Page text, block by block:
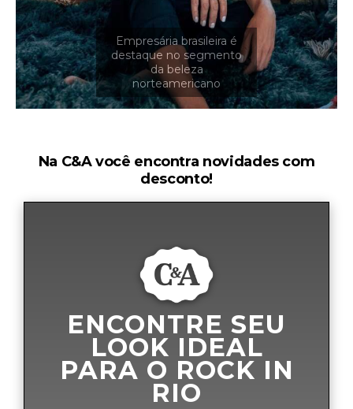
Na C&A você encontra novidades com
desconto!
ENCONTRE SEU
LOOK IDEAL
PARA O ROCK IN
RIO